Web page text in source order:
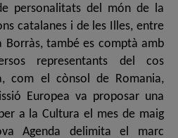
personalitats del món de la
catalanes i de les Illes, entre
Borràs, també es comptà amb
representants del cos
com el cònsol de Romania,
Europea va proposar una
a la Cultura el mes de maig
Agenda delimita el marc